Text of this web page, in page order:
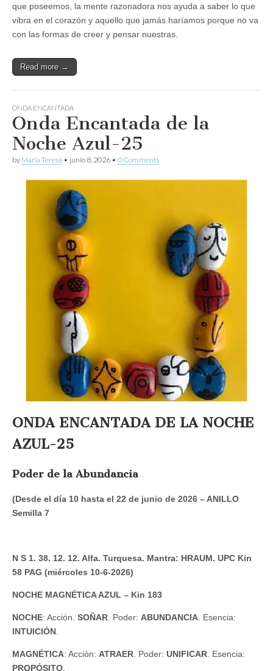
que poseemos, la mente razonadora nos ayuda a saber lo que
vibra en el corazón y aquello que jamás haríamos porque no va
con las formas de creer y pensar nuestras.
Read more →
ONDA ENCANTADA
Onda Encantada de la
Noche Azul-25
by Maria Teresa • junio 8, 2026 • 0 Comments
ONDA ENCANTADA DE LA NOCHE
AZUL-25
Poder de la Abundancia
(Desde el día 10 hasta el 22 de junio de 2026 – ANILLO
Semilla 7
N S 1. 38. 12. 12. Alfa. Turquesa. Mantra: HRAUM. UPC Kin
58 PAG (miércoles 10-6-2026)
NOCHE MAGNÉTICA AZUL – Kin 183
NOCHE: Acción. SOÑAR . Poder: ABUNDANCIA . Esencia:
INTUICIÓN
MAGNÉTICA: Acción: ATRAER . Poder: UNIFICAR . Esencia:
PROPÓSITO